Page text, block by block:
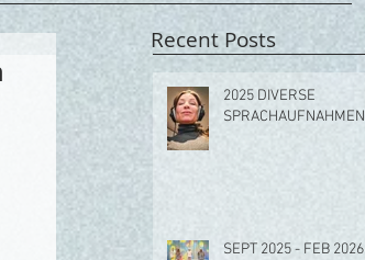
2025 DIVERSE
SPRACHAUFNAHMEN
SEPT 2025 - FEB 2026
Recent Posts